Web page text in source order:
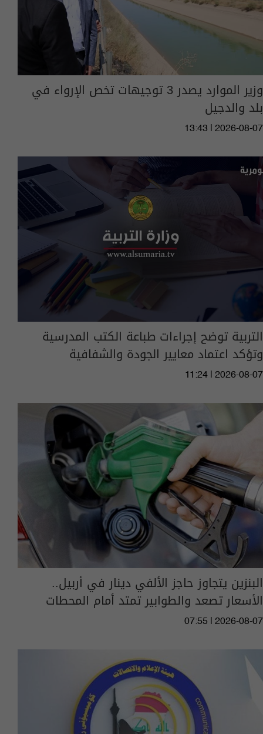
وزير الموارد يصدر 3 توجيهات تخص الإرواء في
بلد والدجيل
13:43 | 2026-08-07
التربية توضح إجراءات طباعة الكتب المدرسية
وتؤكد اعتماد معايير الجودة والشفافية
11:24 | 2026-08-07
البنزين يتجاوز حاجز الألفي دينار في أربيل..
الأسعار تصعد والطوابير تمتد أمام المحطات
07:55 | 2026-08-07